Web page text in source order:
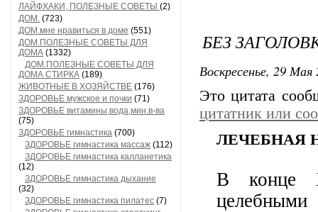
ЛАЙФХАКИ, ПОЛЕЗНЫЕ СОВЕТЫ (2)
ДОМ. (723)
ДОМ.мне нравиться в доме (551)
ДОМ.ПОЛЕЗНЫЕ СОВЕТЫ ДЛЯ
ДОМА (1332)
ДОМ.ПОЛЕЗНЫЕ СОВЕТЫ ДЛЯ
ДОМА СТИРКА (189)
ЖИВОТНЫЕ В ХОЗЯЙСТВЕ (176)
ЗДОРОВЬЕ мужское и почки (71)
ЗДОРОВЬЕ витамины,вода,мин.в-ва
(75)
ЗДОРОВЬЕ гимнастика (700)
ЗДОРОВЬЕ гимнастика массаж (112)
ЗДОРОВЬЕ гимнастика калланетика
(12)
ЗДОРОВЬЕ гимнастика дыхание
(32)
ЗДОРОВЬЕ гимнастика пилатес (7)
БЕЗ
Воскресенье, 29
Это цитата
цитатник или
ЛЕЧЕБНАЯ
В конце